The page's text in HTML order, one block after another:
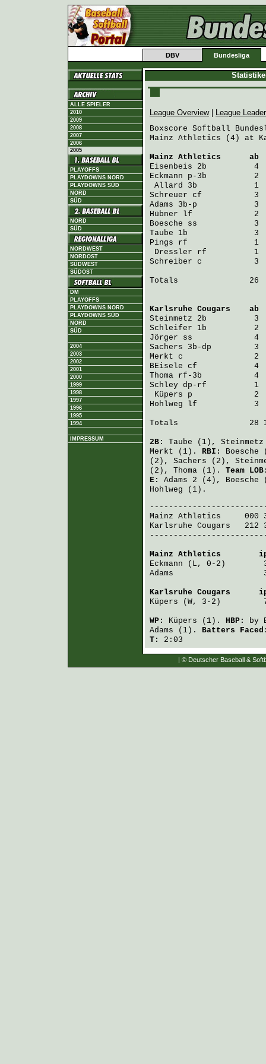
DBV Bundesliga
ALLE SPIELER
2010
2009
2008
2007
2006
2005
PLAYOFFS
PLAYDOWNS NORD
PLAYDOWNS SÜD
NORD
SÜD
NORD
SÜD
NORDWEST
NORDOST
SÜDWEST
SÜDOST
DM
PLAYOFFS
PLAYDOWNS NORD
PLAYDOWNS SÜD
NORD
SÜD
2004
2003
2002
2001
2000
1999
1998
1997
1996
1995
1994
IMPRESSUM
League Overview|
League
Boxscore Softball
Mainz Athletics (4) at
Mainz Athletics
ab
Eisenbeis
Eckmann p-3b          2
Allard
Schreuer
Adams
Hübner
Boesche
Taube
Pings rf              1
Dressler
Schreiber c           3
Totals               26
Karlsruhe Cougars
ab
Steinmetz
Schleifer
Jörger
Sachers
Merkt
BEisele
Thoma
Schley dp-rf          1
Küpers
Hohlweg lf            3
Totals               28
2B: Taube (1), Steinmetz
Merkt (1). RBI: Boesche
(2), Sachers (2),
(2), Thoma (1). Team
E: Adams 2 (4), Boesche
Hohlweg (1).
Mainz Athletics
000
Karlsruhe Cougars
212
Mainz Athletics
Eckmann
Adams
Karlsruhe Cougars
Küpers (W, 3-2)
WP: Küpers (1). HBP: by
Adams (1). Batters
T:
2:03
| © Deutscher Baseball &